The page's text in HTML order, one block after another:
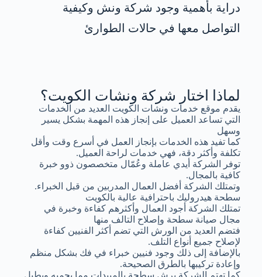
دراية بأهمية وجود شركة ونش وكيفية
التواصل معها في حالات الطوارئ
لماذا اختار شركة ونشات الكويت؟
يقدم موقع خدمات ونشات الكويت العديد من الخدمات
التي تساعد العميل على إنجاز هذه المهمة بشكل يسير
وسهل
كما تفيد هذه الخدمات بإنجاز العمل في أسرع وقت وأقل
تكلفة وأكثر دقة، فهي خدمات لراحة العميل.
توفر الشركة أيدي عاملة وعُمّال متخصصون ذوو خبرة
كافية بالمجال.
وتمتلك الشركة أفضل العمال المدربين من قبل الخبراء.
سطحة هيدروليك باحترافية عالية بالكويت
تمتلك الشركة أجود العمال وأكثرهم كفاءة وخبرة في
مجال صيانة سطحة وإصلاح التالف منها
فتضم العديد من الورش التي تضم أكثر الفنيين كفاءة
لإصلاح جميع أنواع التلف.
بالإضافة إلى ذلك وجود فنيين خبراء في فك بشكل منظم
وإعادة تركيبها بالطرق الصحيحة.
كما تهتم الشركة برش سطحة بالمبيدات مما يحميه ويطيل